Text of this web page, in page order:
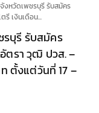
งหวัดเพชรบุรี รับสมัคร
รี เงินเดือน...
รบุรี รับสมัคร
ตรา วุฒิ ปวส. –
ตั้งแต่วันที่ 17 –